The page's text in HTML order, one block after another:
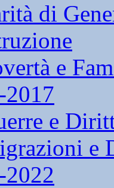
di
e
e
e